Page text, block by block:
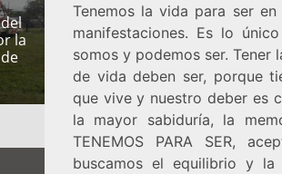
la
Tenemos la vida para ser
manifestaciones. Es lo
somos y podemos ser. Tener
de vida deben ser, porque
que vive y nuestro deber es
la mayor sabiduría, la
TENEMOS PARA SER,
buscamos el equilibrio y la